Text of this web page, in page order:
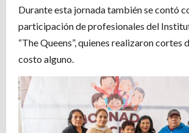
Durante esta jornada también se contó
participación de profesionales del
“The Queens”, quienes realizaron cortes
costo alguno.